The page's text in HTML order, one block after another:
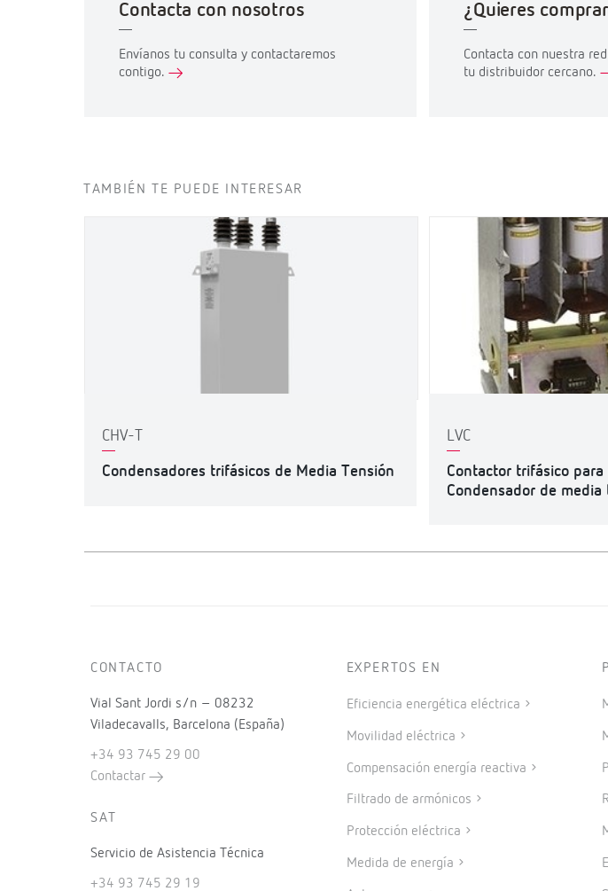
Contacta con nosotros
Envíanos tu consulta y contactaremos
contigo.
¿Quieres
Contacta con nuestra
tu distribuidor cercano.
TAMBIÉN TE PUEDE INTERESAR
CHV-T
Condensadores trifásicos de Media Tensión
LVC
Contactor trifásico para
Condensador de media
CONTACTO
Vial Sant Jordi s/n – 08232
Viladecavalls, Barcelona (España)
+34 93 745 29 00
Contactar
SAT
Servicio de Asistencia Técnica
+34 93 745 29 19
EXPERTOS EN
Eficiencia energética eléctrica
Movilidad eléctrica
Compensación energía reactiva
Filtrado de armónicos
Protección eléctrica
Medida de energía